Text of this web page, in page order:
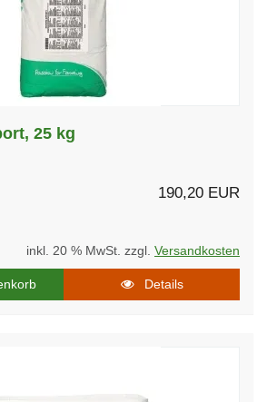
25 kg
190,20 EUR
inkl. 20 % MwSt. zzgl. Versandkosten
Details